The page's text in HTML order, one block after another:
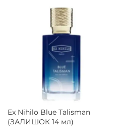
Ex Nihilo Blue Talisman
(ЗАЛИШОК 14 мл)